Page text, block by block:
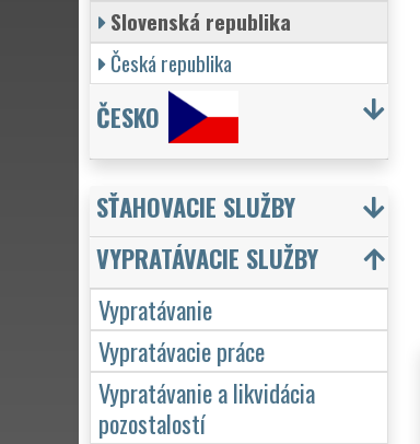
Slovenská republika
Česká republika
ČESKO
SŤAHOVACIE SLUŽBY
VYPRATÁVACIE SLUŽBY
Vypratávanie
Vypratávacie práce
Vypratávanie a likvidácia
pozostalostí